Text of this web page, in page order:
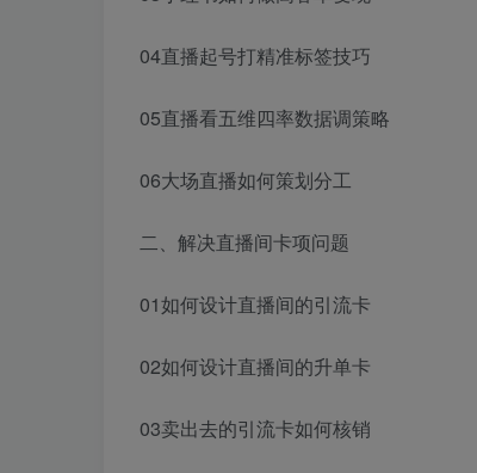
04直播起号打精准标签技巧
05直播看五维四率数据调策略
06大场直播如何策划分工
二、解决直播间卡项问题
01如何设计直播间的引流卡
02如何设计直播间的升单卡
03卖出去的引流卡如何核销